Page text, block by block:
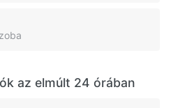
az elmúlt 24 órában